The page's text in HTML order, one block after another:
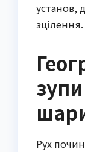
установ,
зцілення.
Рух